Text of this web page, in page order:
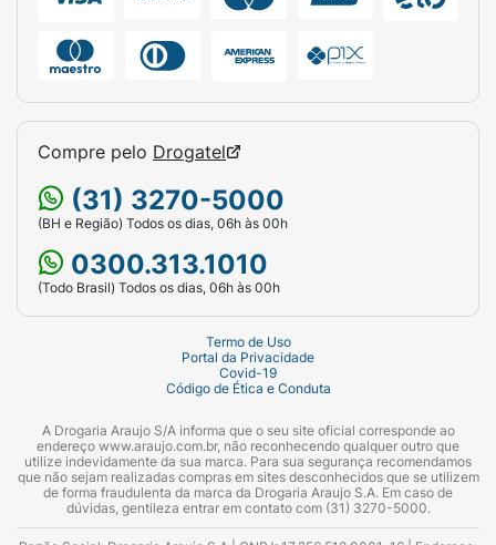
Compre pelo Drogatel
(31) 3270-5000
(BH e Região) Todos os dias, 06h às 00h
0300.313.1010
(Todo Brasil) Todos os dias, 06h às 00h
Termo de Uso
Portal da Privacidade
Covid-19
Código de Ética e Conduta
A Drogaria Araujo S/A informa que o seu site oficial corresponde ao
endereço www.araujo.com.br, não reconhecendo qualquer outro que
utilize indevidamente da sua marca. Para sua segurança recomendamos
que não sejam realizadas compras em sites desconhecidos que se utilizem
de forma fraudulenta da marca da Drogaria Araujo S.A. Em caso de
dúvidas, gentileza entrar em contato com (31) 3270-5000.